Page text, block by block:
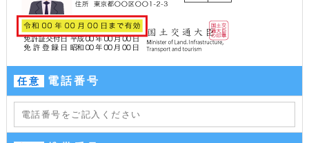
任意 電話番号